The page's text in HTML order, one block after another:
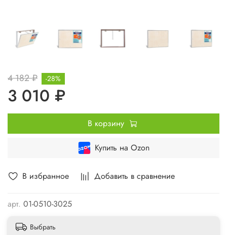
В избранное Добавить в сравнение
арт. 01-0510-3025
4 182 ₽
3 010 ₽
-28%
В корзину
Купить на Ozon
Выбрать